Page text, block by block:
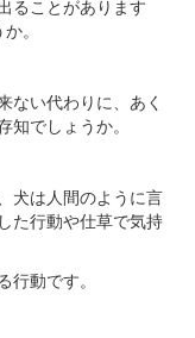
ることがあります
。
ない代わりに、あく
でしょうか。
犬は人間のように言
た行動や仕草で気持
動です。